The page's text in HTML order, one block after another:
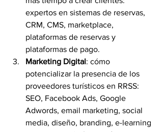
expertos en sistemas de reservas,
CRM, CMS, marketplace,
plataformas de reservas y
plataformas de pago.
Marketing Digital: cómo
potencializar la presencia de los
proveedores turísticos en RRSS:
SEO, Facebook Ads, Google
Adwords, email marketing, social
media, diseño, branding, e-learning